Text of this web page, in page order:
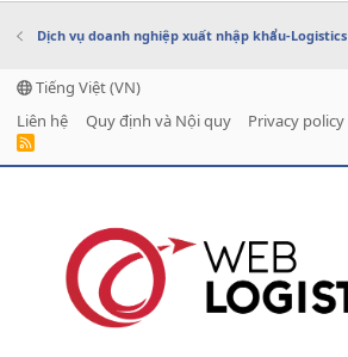
Dịch vụ doanh nghiệp xuất nhập khẩu-Logistics
Tiếng Việt (VN)
Liên hệ
Quy định và Nội quy Privacy policy
R